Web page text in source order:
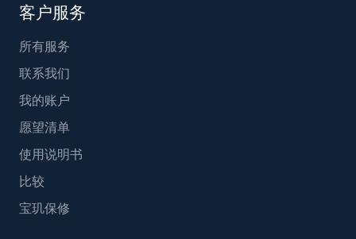
客户服务
所有服务
联系我们
我的账户
愿望清单
使用说明书
比较
宝玑保修